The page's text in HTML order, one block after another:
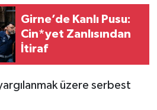
Girne’de Kanlı Pusu:
Cin*yet Zanlısından
İtiraf
üzere serbest